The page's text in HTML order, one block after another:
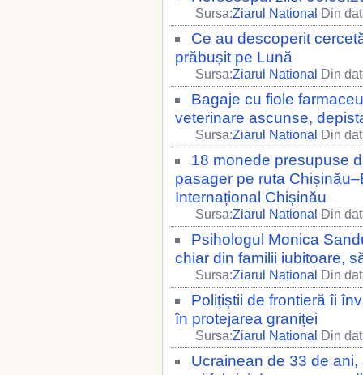
Sursa:Ziarul National Din
Ce au descoperit
prăbușit pe Lună
Sursa:Ziarul National Din
Bagaje cu fiole
veterinare ascunse,
Sursa:Ziarul National Din
18 monede presupuse
pasager pe ruta
Internațional Chișinău
Sursa:Ziarul National Din
Psihologul Monica
chiar din familii iubitoare,
Sursa:Ziarul National Din
Polițiștii de frontieră îi
în protejarea graniței
Sursa:Ziarul National Din
Ucrainean de 33 de